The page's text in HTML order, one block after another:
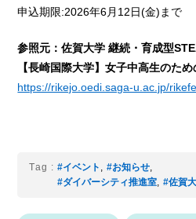
申込期限:2026年6月12日(金)まで
参照元：佐賀大学 継続・育成型
【長崎国際大学】女子中高生のた
https://rikejo.oedi.saga-u.ac.jp/
Tag : #イベント , #お知らせ,
#ダイバーシティ推進室, #佐賀